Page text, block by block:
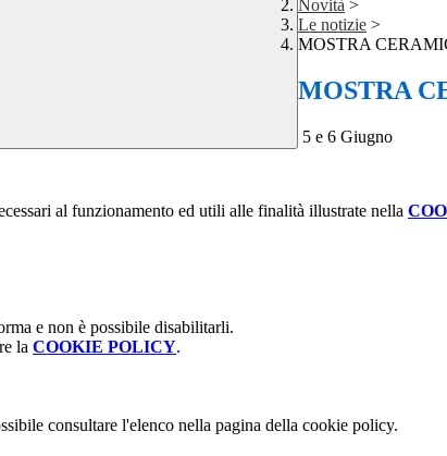
Novità >
Le notizie >
MOSTRA
MOSTRA
5 e 6 Giugno
al funzionamento ed utili alle finalità illustrate nella
e non è possibile disabilitarli.
la COOKIE POLICY.
consultare l'elenco nella pagina della cookie policy.